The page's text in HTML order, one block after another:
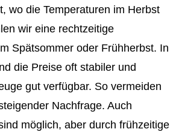
wo die Temperaturen im Herbst
wir eine rechtzeitige
Spätsommer oder Frühherbst. In
die Preise oft stabiler und
gut verfügbar. So vermeiden
Nachfrage. Auch
möglich, aber durch frühzeitige